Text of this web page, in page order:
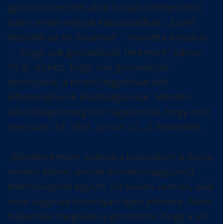
gyümölcstermés által tudjuk beteljesíteni
Isten tervét velünk kapcsolatban. „Ezzel
dicsőítik az én Atyámat” – mondta Krisztus
–, „hogy sok gyümölcsöt teremtek” (János
15:8). Ahhoz, hogy sok gyümölcsöt
teremjünk, a lehető legjobban kell
kihasználnunk kiváltságainkat. Minden
lehetőséget meg kell ragadnunk, hogy erőt
nyerjünk. ST 1901. június 12., 2. bekezdés
„Minden ember számára biztosított a tiszta,
nemes jellem, annak minden nagyszerű
lehetőségével együtt. De sokan vannak, akik
nem vágynak komolyan ilyen jellemre. Nem
hajlandók megválni a gonosztól, hogy a jót